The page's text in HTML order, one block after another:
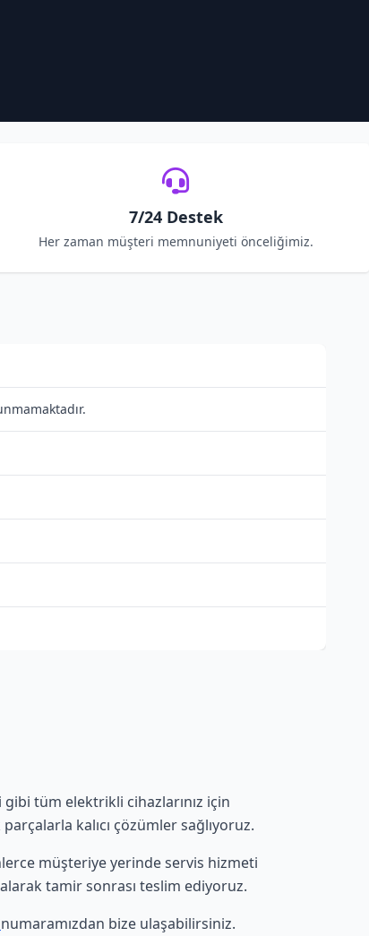
7/24 Destek
Her zaman müşteri memnuniyeti önceliğimiz.
tüm elektrikli cihazlarınız için
kalıcı çözümler sağlıyoruz.
müşteriye yerinde servis hizmeti
alarak tamir sonrası teslim ediyoruz.
numaramızdan bize ulaşabilirsiniz.